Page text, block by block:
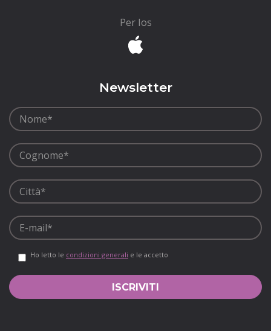
Per Ios
Newsletter
Ho letto le condizioni generali e le accetto